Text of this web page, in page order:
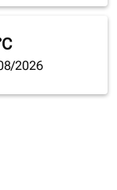
2026